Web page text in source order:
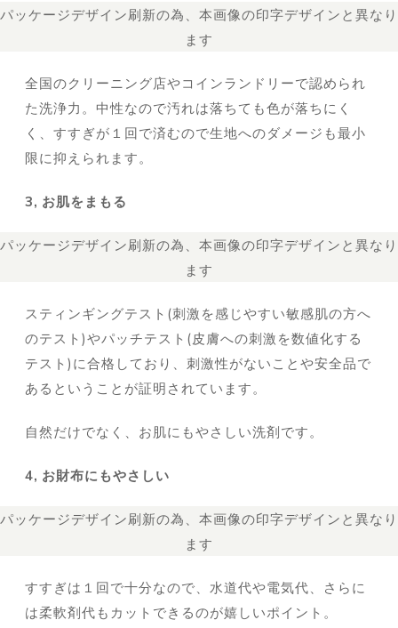
パッケージデザイン刷新の為、本画像の印字デザインと異なり
ます
全国のクリーニング店やコインランドリーで認められ
た洗浄力。中性なので汚れは落ちても色が落ちにく
く、すすぎが１回で済むので生地へのダメージも最小
限に抑えられます。
3, お肌をまもる
パッケージデザイン刷新の為、本画像の印字デザインと異なり
ます
スティンギングテスト(刺激を感じやすい敏感肌の方へ
のテスト)やパッチテスト(皮膚への刺激を数値化する
テスト)に合格しており、刺激性がないことや安全品で
あるということが証明されています。
自然だけでなく、お肌にもやさしい洗剤です。
4, お財布にもやさしい
パッケージデザイン刷新の為、本画像の印字デザインと異なり
ます
すすぎは１回で十分なので、水道代や電気代、さらに
は柔軟剤代もカットできるのが嬉しいポイント。